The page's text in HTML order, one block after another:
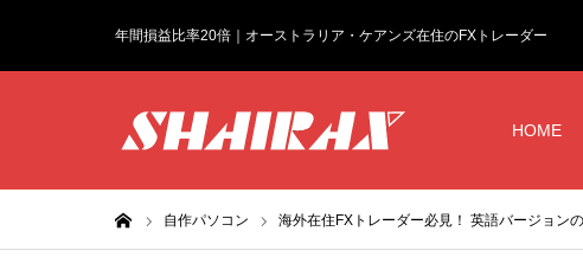
年間損益比率20倍｜オーストラリア・ケアンズ在住のFXトレーダー
HOME
自作パソコン 海外在住FXトレーダー必見！ 英語バージョン